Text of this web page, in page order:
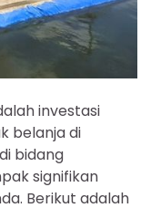
investasi
belanja di
bidang
signifikan
Berikut adalah